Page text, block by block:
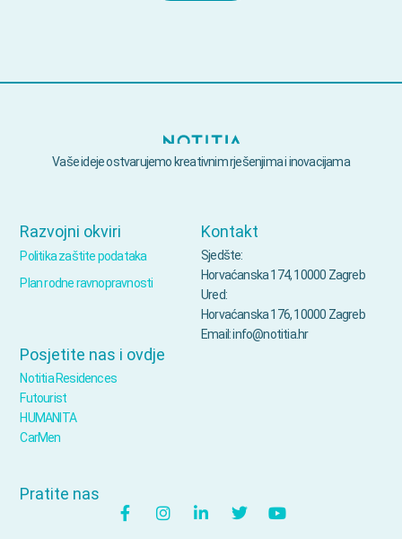
Vaše ideje ostvarujemo kreativnim rješenjima i inovacijama
Razvojni okviri
Politika zaštite podataka
Plan rodne ravnopravnosti
Kontakt
Sjedšte:
Horvaćanska 174, 10000 Zagreb
Ured:
Horvaćanska 176, 10000 Zagreb
Email: info@notitia.hr
Posjetite nas i ovdje
Notitia Residences
Futourist
HUMANITA
CarMen
Pratite nas